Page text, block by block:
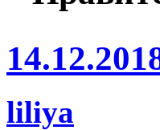
liliya